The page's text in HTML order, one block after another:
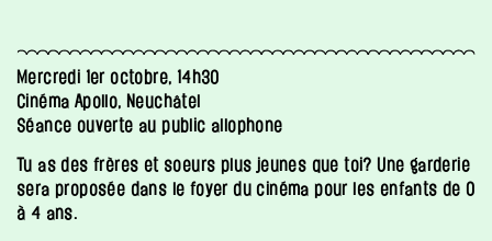
Mercredi 1er octobre, 14h30
Cinéma Apollo, Neuchâtel
Séance ouverte au public allophone
Tu as des frères et soeurs plus jeunes que toi? Une garderie
sera proposée dans le foyer du cinéma pour les enfants de 0
à 4 ans.